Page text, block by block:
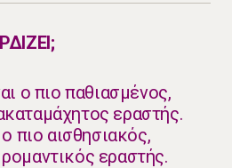
ο πιο παθιασμένος,
εραστής.
ο πιο αισθησιακός,
εραστής.